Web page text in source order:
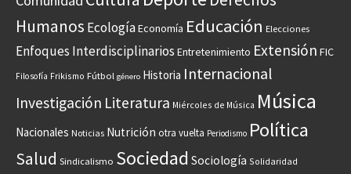
Humanos EcologíaEconomía Educación Elecciones
Enfoques Interdisciplinarios Entretenimiento Extensión FIC
Filosofía Frikismo Fútbol género Historia Internacional
Investigación Literatura Miércoles de Música Música
Nacionales Noticias Nutrición otra vuelta Periodismo Política
Salud Sindicalismo Sociedad Sociología Solidaridad